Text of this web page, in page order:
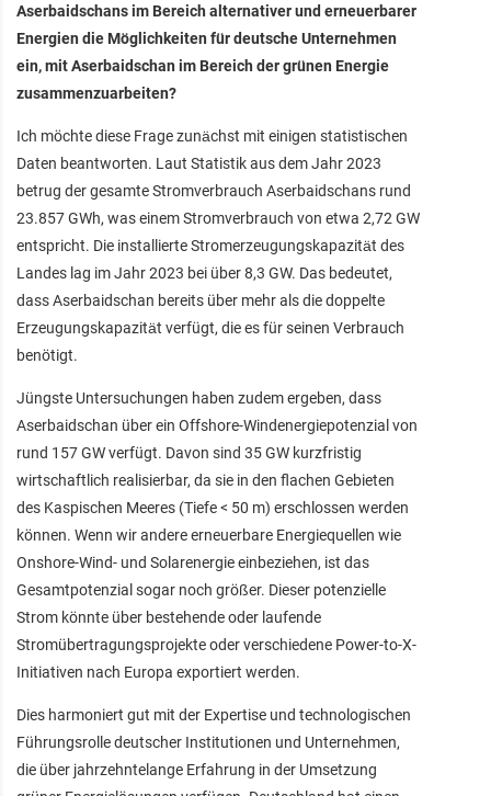
Aserbaidschans im Bereich alternativer und erneuerbarer
Energien die Möglichkeiten für deutsche Unternehmen
ein, mit Aserbaidschan im Bereich der grünen Energie
zusammenzuarbeiten?
Ich möchte diese Frage zunächst mit einigen statistischen
Daten beantworten. Laut Statistik aus dem Jahr 2023
betrug der gesamte Stromverbrauch Aserbaidschans rund
23.857 GWh, was einem Stromverbrauch von etwa 2,72 GW
entspricht. Die installierte Stromerzeugungskapazität des
Landes lag im Jahr 2023 bei über 8,3 GW. Das bedeutet,
dass Aserbaidschan bereits über mehr als die doppelte
Erzeugungskapazität verfügt, die es für seinen Verbrauch
benötigt.
Jüngste Untersuchungen haben zudem ergeben, dass
Aserbaidschan über ein Offshore-Windenergiepotenzial von
rund 157 GW verfügt. Davon sind 35 GW kurzfristig
wirtschaftlich realisierbar, da sie in den flachen Gebieten
des Kaspischen Meeres (Tiefe < 50 m) erschlossen werden
können. Wenn wir andere erneuerbare Energiequellen wie
Onshore-Wind- und Solarenergie einbeziehen, ist das
Gesamtpotenzial sogar noch größer. Dieser potenzielle
Strom könnte über bestehende oder laufende
Stromübertragungsprojekte oder verschiedene Power-to-X-
Initiativen nach Europa exportiert werden.
Dies harmoniert gut mit der Expertise und technologischen
Führungsrolle deutscher Institutionen und Unternehmen,
die über jahrzehntelange Erfahrung in der Umsetzung